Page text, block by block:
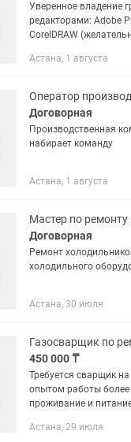
Уверенное владение
редакторами: Adobe
CorelDRAW
макетов к печати. Опыт
(удостоверение...
Астана, 1 августа
Договорная
Производственная
набирает команду
Астана, 1 августа
Договорная
Ремонт
холодильного
Астана, 30 июля
450 000 ₸
Требуется сварщик на
опытом работы более
проживание и
Астана, 29 июля